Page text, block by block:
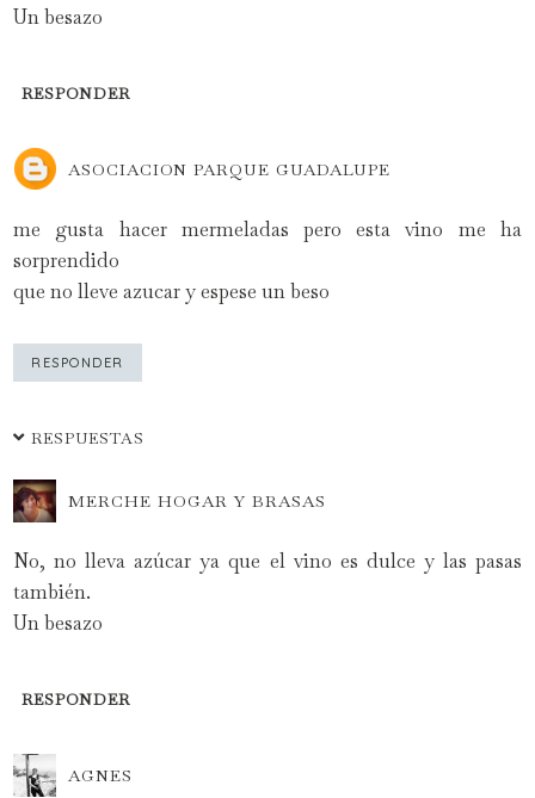
Un besazo
RESPONDER
ASOCIACION PARQUE GUADALUPE
me gusta hacer mermeladas pero esta vino me ha
sorprendido
que no lleve azucar y espese un beso
RESPONDER
RESPUESTAS
MERCHE HOGAR Y BRASAS
No, no lleva azúcar ya que el vino es dulce y las pasas
también.
Un besazo
RESPONDER
AGNES